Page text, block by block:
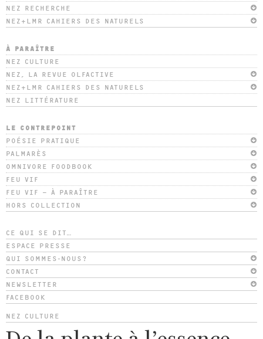
NEZ RECHERCHE
NEZ+LMR CAHIERS DES NATURELS
À PARAÎTRE
NEZ CULTURE
NEZ, LA REVUE OLFACTIVE
NEZ+LMR CAHIERS DES NATURELS
NEZ LITTÉRATURE
LE CONTREPOINT
POÉSIE PRATIQUE
PALMARÈS
OMNIVORE FOODBOOK
FEU VIF
FEU VIF – À PARAÎTRE
HORS COLLECTION
CE QUI SE DIT…
ESPACE PRESSE
QUI SOMMES-NOUS?
CONTACT
NEWSLETTER
FACEBOOK
NEZ CULTURE